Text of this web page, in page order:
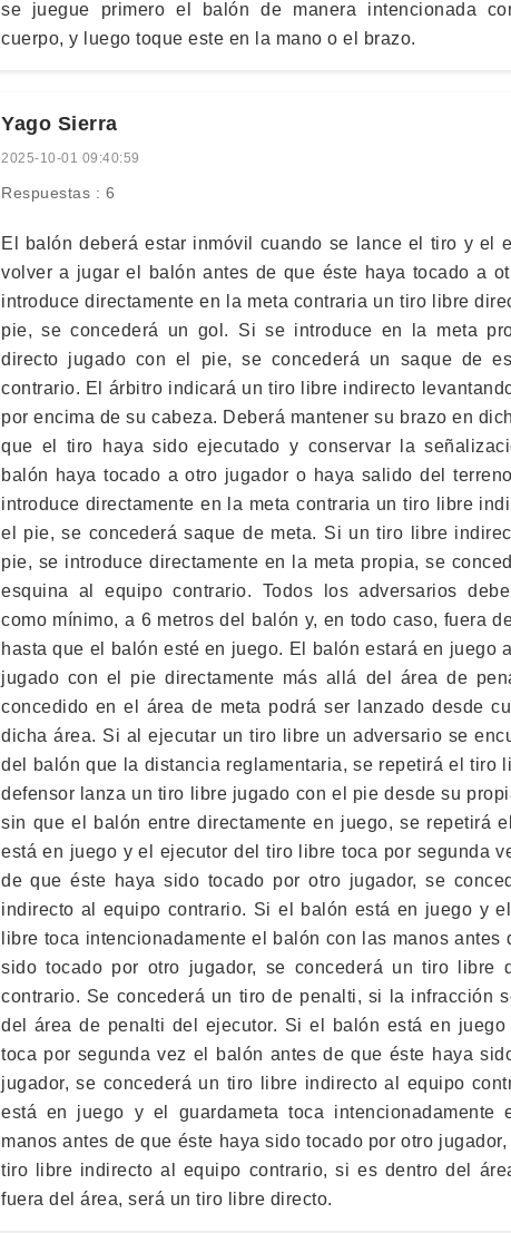
se juegue primero el balón de manera intencionada
cuerpo, y luego toque este en la mano o el brazo.
Yago Sierra
2025-10-01 09:40:59
Respuestas : 6
El balón deberá estar inmóvil cuando se lance el tiro y el
volver a jugar el balón antes de que éste haya tocado a
introduce directamente en la meta contraria un tiro libre
pie, se concederá un gol. Si se introduce en la meta
directo jugado con el pie, se concederá un saque de
contrario. El árbitro indicará un tiro libre indirecto
por encima de su cabeza. Deberá mantener su brazo en
que el tiro haya sido ejecutado y conservar la
balón haya tocado a otro jugador o haya salido del
introduce directamente en la meta contraria un tiro libre
el pie, se concederá saque de meta. Si un tiro libre
pie, se introduce directamente en la meta propia, se
esquina al equipo contrario. Todos los adversarios
como mínimo, a 6 metros del balón y, en todo caso, fuera
hasta que el balón esté en juego. El balón estará en juego
jugado con el pie directamente más allá del área de
concedido en el área de meta podrá ser lanzado desde
dicha área. Si al ejecutar un tiro libre un adversario se
del balón que la distancia reglamentaria, se repetirá el tiro
defensor lanza un tiro libre jugado con el pie desde su
sin que el balón entre directamente en juego, se repetirá
está en juego y el ejecutor del tiro libre toca por segunda
de que éste haya sido tocado por otro jugador, se
indirecto al equipo contrario. Si el balón está en juego y
libre toca intencionadamente el balón con las manos antes
sido tocado por otro jugador, se concederá un tiro libre
contrario. Se concederá un tiro de penalti, si la infracción
del área de penalti del ejecutor. Si el balón está en juego
toca por segunda vez el balón antes de que éste haya
jugador, se concederá un tiro libre indirecto al equipo
está en juego y el guardameta toca intencionadamente
manos antes de que éste haya sido tocado por otro
tiro libre indirecto al equipo contrario, si es dentro del
fuera del área, será un tiro libre directo.